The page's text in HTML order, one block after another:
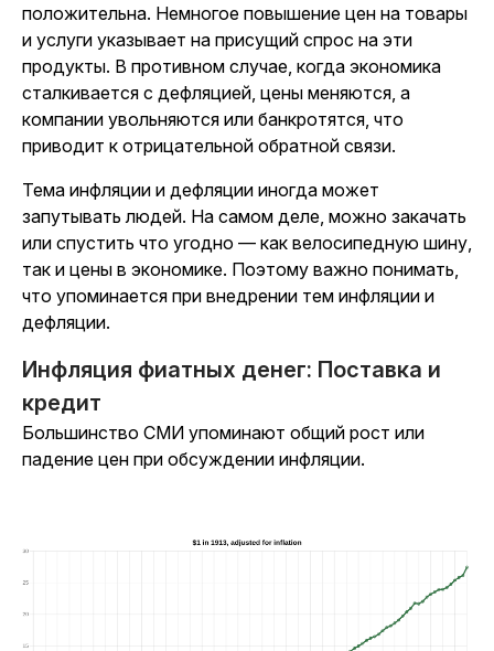
положительна. Немногое повышение цен на товары
и услуги указывает на присущий спрос на эти
продукты. В противном случае, когда экономика
сталкивается с дефляцией, цены меняются, а
компании увольняются или банкротятся, что
приводит к отрицательной обратной связи.
Тема инфляции и дефляции иногда может
запутывать людей. На самом деле, можно закачать
или спустить что угодно — как велосипедную шину,
так и цены в экономике. Поэтому важно понимать,
что упоминается при внедрении тем инфляции и
дефляции.
Инфляция фиатных денег: Поставка и
кредит
Большинство СМИ упоминают общий рост или
падение цен при обсуждении инфляции.